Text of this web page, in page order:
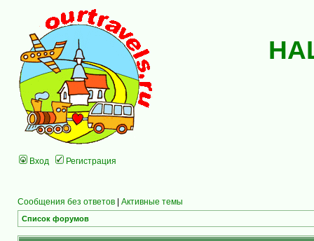
Вход Регистрация
Сообщения без ответов | Активные темы
Список форумов